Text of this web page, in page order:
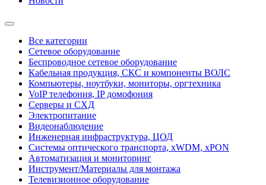
Все категории
Сетевое оборудование
Беспроводное сетевое оборудование
Кабельная продукция, СКС и компоненты ВОЛС
Компьютеры, ноутбуки, мониторы, оргтехника
VoIP телефония, IP домофония
Серверы и СХД
Электропитание
Видеонаблюдение
Инженерная инфраструктура, ЦОД
Системы оптического транспорта, xWDM, xPON
Автоматизация и мониторинг
Инструмент/Материалы для монтажа
Телевизионное оборудование